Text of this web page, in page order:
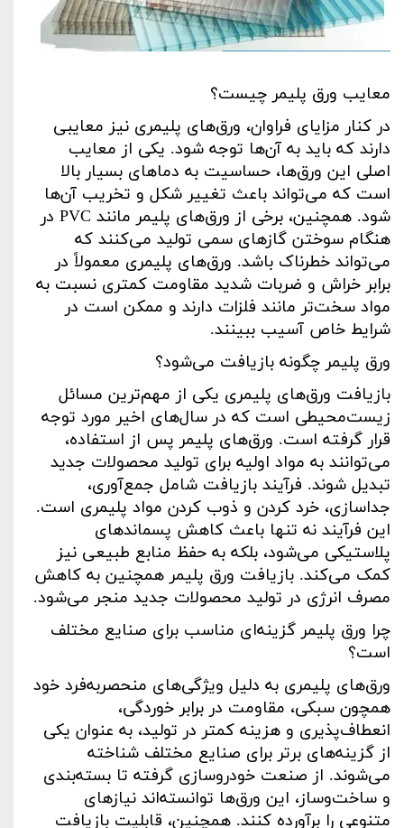
معایب ورق پلیمر چیست؟
در کنار مزایای فراوان، ورق‌های پلیمری نیز معایبی
دارند که باید به آن‌ها توجه شود. یکی از معایب
اصلی این ورق‌ها، حساسیت به دماهای بسیار بالا
است که می‌تواند باعث تغییر شکل و تخریب آن‌ها
شود. همچنین، برخی از ورق‌های پلیمر مانند PVC در
هنگام سوختن گازهای سمی تولید می‌کنند که
می‌تواند خطرناک باشد. ورق‌های پلیمری معمولاً در
برابر خراش و ضربات شدید مقاومت کمتری نسبت به
مواد سخت‌تر مانند فلزات دارند و ممکن است در
شرایط خاص آسیب ببینند.
ورق پلیمر چگونه بازیافت می‌شود؟
بازیافت ورق‌های پلیمری یکی از مهم‌ترین مسائل
زیست‌محیطی است که در سال‌های اخیر مورد توجه
قرار گرفته است. ورق‌های پلیمر پس از استفاده،
می‌توانند به مواد اولیه برای تولید محصولات جدید
تبدیل شوند. فرآیند بازیافت شامل جمع‌آوری،
جداسازی، خرد کردن و ذوب کردن مواد پلیمری است.
این فرآیند نه تنها باعث کاهش پسماندهای
پلاستیکی می‌شود، بلکه به حفظ منابع طبیعی نیز
کمک می‌کند. بازیافت ورق پلیمر همچنین به کاهش
مصرف انرژی در تولید محصولات جدید منجر می‌شود.
چرا ورق پلیمر گزینه‌ای مناسب برای صنایع مختلف
است؟
ورق‌های پلیمری به دلیل ویژگی‌های منحصربه‌فرد خود
همچون سبکی، مقاومت در برابر خوردگی،
انعطاف‌پذیری و هزینه کمتر در تولید، به عنوان یکی
از گزینه‌های برتر برای صنایع مختلف شناخته
می‌شوند. از صنعت خودروسازی گرفته تا بسته‌بندی
و ساخت‌وساز، این ورق‌ها توانسته‌اند نیازهای
متنوعی را برآورده کنند. همچنین، قابلیت بازیافت